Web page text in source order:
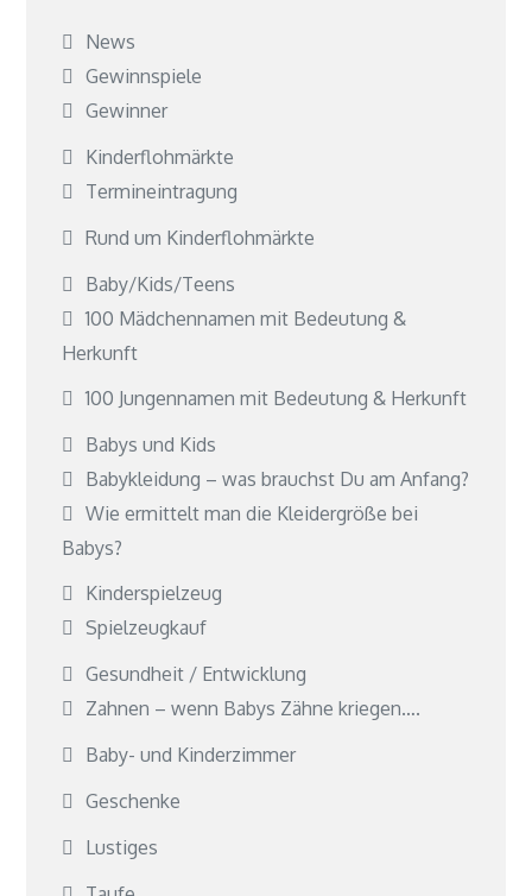
News
Gewinnspiele
Gewinner
Kinderflohmärkte
Termineintragung
Rund um Kinderflohmärkte
Baby/Kids/Teens
100 Mädchennamen mit Bedeutung &
Herkunft
100 Jungennamen mit Bedeutung & Herkunft
Babys und Kids
Babykleidung – was brauchst Du am Anfang?
Wie ermittelt man die Kleidergröße bei
Babys?
Kinderspielzeug
Spielzeugkauf
Gesundheit / Entwicklung
Zahnen – wenn Babys Zähne kriegen….
Baby- und Kinderzimmer
Geschenke
Lustiges